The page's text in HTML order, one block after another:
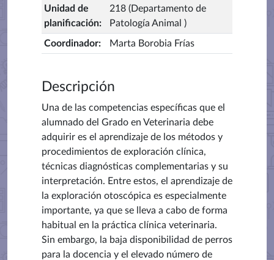
Unidad de
planificación:
218 (Departamento de
Patología Animal )
Coordinador: Marta Borobia Frías
Descripción
Una de las competencias específicas que el
alumnado del Grado en Veterinaria debe
adquirir es el aprendizaje de los métodos y
procedimientos de exploración clínica,
técnicas diagnósticas complementarias y su
interpretación. Entre estos, el aprendizaje de
la exploración otoscópica es especialmente
importante, ya que se lleva a cabo de forma
habitual en la práctica clínica veterinaria.
Sin embargo, la baja disponibilidad de perros
para la docencia y el elevado número de